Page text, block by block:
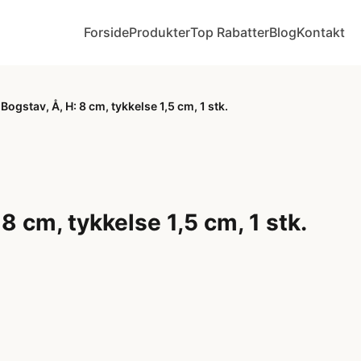
ForsideProdukterTop RabatterBlogKontakt
Bogstav, Å, H: 8 cm, tykkelse 1,5 cm, 1 stk.
cm, tykkelse 1,5 cm, 1 stk.